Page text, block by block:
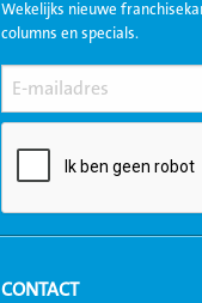
Wekelijks nieuwe
columns en specials.
CONTACT